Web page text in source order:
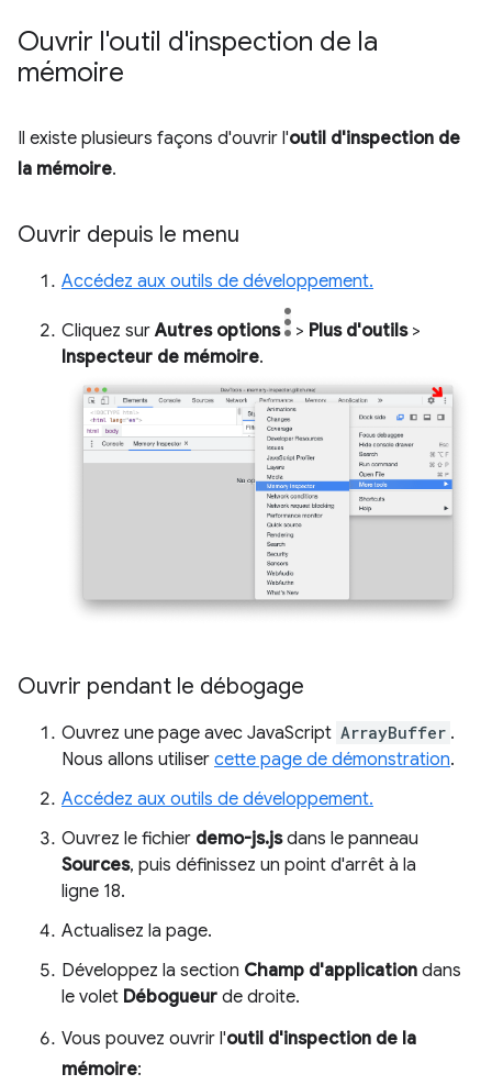
Ouvrir l'outil d'inspection de la
mémoire
Il existe plusieurs façons d'ouvrir l'outil d'inspection de
la mémoire.
Ouvrir depuis le menu
Accédez aux outils de développement.
Cliquez surAutres options > Plus d'outils>
Inspecteur de mémoire.
Ouvrir pendant le débogage
Ouvrez une page avec JavaScript ArrayBuffer .
Nous allons utiliser cette page de démonstration.
Accédez aux outils de développement.
Ouvrez le fichier demo-js.jsdans le panneau
Sources, puis définissez un point d'arrêt à la
ligne 18.
Actualisez la page.
Développez la section Champ d'application dans
le volet Débogueur de droite.
Vous pouvez ouvrir l'outil d'inspection de la
mémoire: